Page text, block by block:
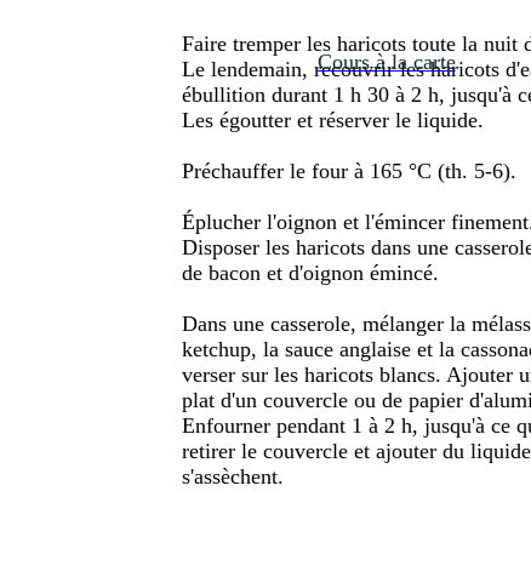
Cours à la carte
Faire tremper les haricots toute la nuit
Le lendemain, recouvrir les haricots
ébullition durant 1 h 30 à 2 h, jusqu'à
Les égoutter et réserver le liquide.
Préchauffer le four à 165 °C (th. 5-6).
Éplucher l'oignon et l'émincer
Disposer les haricots dans une
de bacon et d'oignon émincé.
Dans une casserole, mélanger la
ketchup, la sauce anglaise et la
verser sur les haricots blancs. Ajouter
plat d'un couvercle ou de papier
Enfourner pendant 1 à 2 h, jusqu'à ce
retirer le couvercle et ajouter du
s'assèchent.